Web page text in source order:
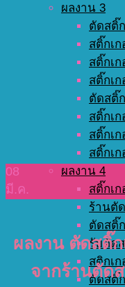
ผลงาน 3
ตัดสติ๊
สติ๊กเ
สติ๊กเ
สติ๊กเ
ตัดสติ๊
สติ๊กเ
สติ๊กเ
สติ๊กเ
ผลงาน 4
สติ๊กเ
ร้านตั
ตัดสติ๊
รับตัด
สติกเ
ตัดสติ๊
08
มี.ค.
ผลงาน ตัดสติ๊ก
จากร้านตัด